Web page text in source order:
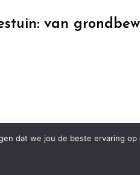
van
© ALL
dat we jou de beste ervaring